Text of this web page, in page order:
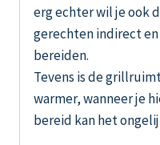
erg echter wil je ook
gerechten indirect
bereiden.
Tevens is de
warmer, wanneer je
bereid kan het